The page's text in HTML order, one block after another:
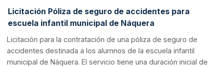
Licitación Póliza de seguro de accidentes para
escuela infantil municipal de Náquera
Licitación para la contratación de una póliza de seguro de
accidentes destinada a los alumnos de la escuela infantil
municipal de Náquera. El servicio tiene una duración inicial de